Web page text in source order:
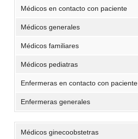
Médicos en contacto con paciente
Médicos generales
Médicos familiares
Médicos pediatras
Enfermeras en contacto con paciente
Enfermeras generales
Médicos ginecoobstetras